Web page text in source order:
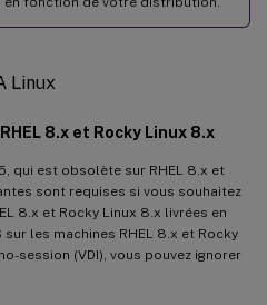
Linux
8.x et Rocky Linux 8.x
qui est obsolète sur RHEL 8.x et
sont requises si vous souhaitez
8.x et Rocky Linux 8.x livrées en
les machines RHEL 8.x et Rocky
session (VDI), vous pouvez ignorer